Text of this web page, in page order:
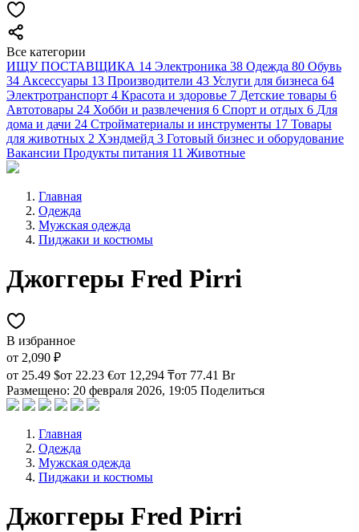
Все категории
ИЩУ ПОСТАВЩИКА 14 Электроника 38 Одежда 80 Обувь
34 Аксессуары 13 Производители 43 Услуги для бизнеса 64
Электротранспорт 4 Красота и здоровье 7 Детские товары 6
Автотовары 24 Хобби и развлечения 6 Спорт и отдых 6 Для
дома и дачи 24 Стройматериалы и инструменты 17 Товары
для животных 2 Хэндмейд 3 Готовый бизнес и оборудование
Вакансии Продукты питания 11 Животные
Главная
Одежда
Мужская одежда
Пиджаки и костюмы
Джоггеры Fred Pirri
В избранное
от 2,090 ₽
от 25.49 $от 22.23 €от 12,294 ₸от 77.41 Br
Размещено: 20 февраля 2026, 19:05 Поделиться
Главная
Одежда
Мужская одежда
Пиджаки и костюмы
Джоггеры Fred Pirri